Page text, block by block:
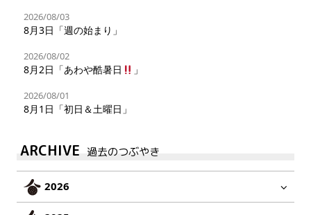
2026/08/03
8月3日「週の始まり」
2026/08/02
8月2日「あわや酷暑日 」
2026/08/01
8月1日「初日＆土曜日」
ARCHIVE 過去のつぶやき
2026